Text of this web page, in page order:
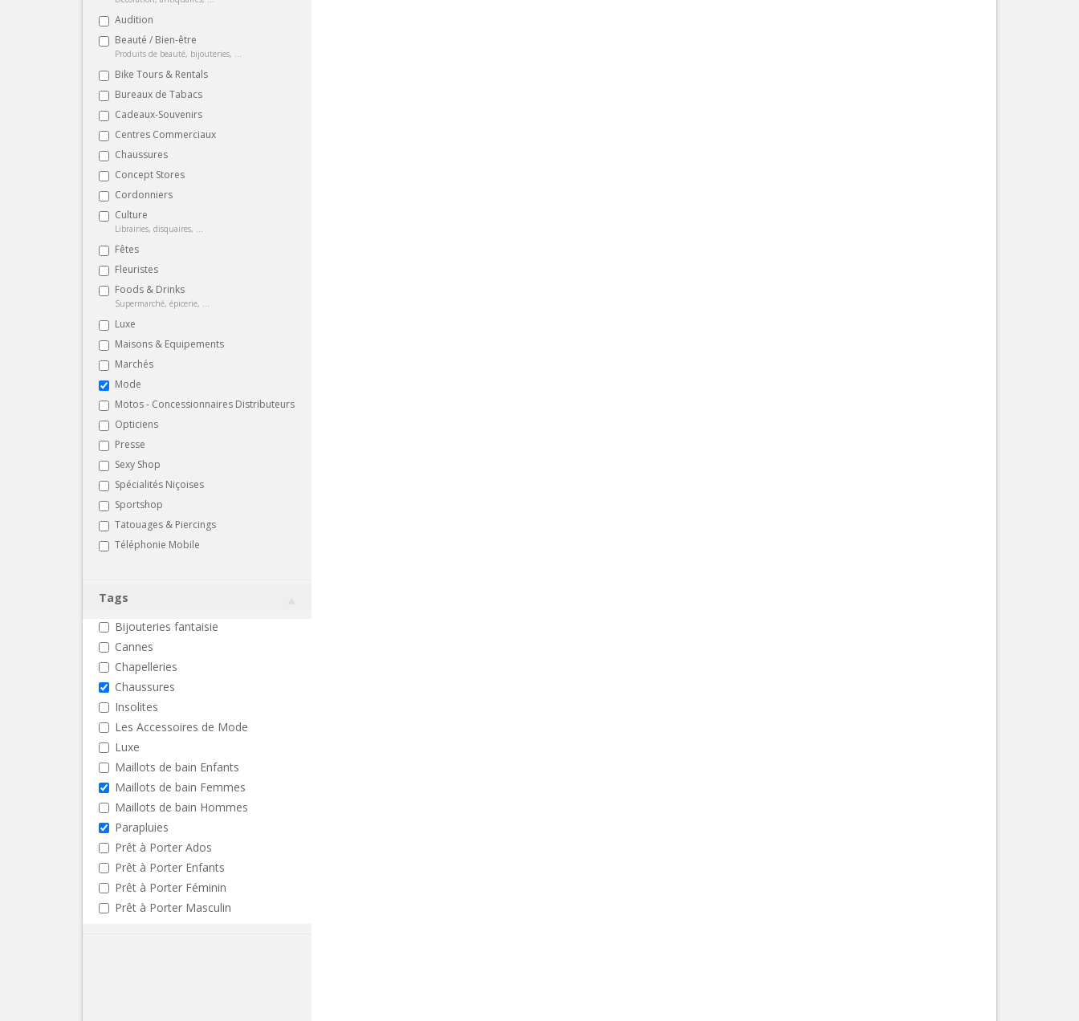
Audition
Beauté / Bien-être
Produits de beauté, bijouteries, ...
Bike Tours & Rentals
Bureaux de Tabacs
Cadeaux-Souvenirs
Centres Commerciaux
Chaussures
Concept Stores
Cordonniers
Culture
Librairies, disquaires, ...
Fêtes
Fleuristes
Foods & Drinks
Supermarché, épicerie, ...
Luxe
Maisons & Equipements
Marchés
Mode
Motos - Concessionnaires Distributeurs
Opticiens
Presse
Sexy Shop
Spécialités Niçoises
Sportshop
Tatouages & Piercings
Téléphonie Mobile
Tags
Bijouteries fantaisie
Cannes
Chapelleries
Chaussures
Insolites
Les Accessoires de Mode
Luxe
Maillots de bain Enfants
Maillots de bain Femmes
Maillots de bain Hommes
Parapluies
Prêt à Porter Ados
Prêt à Porter Enfants
Prêt à Porter Féminin
Prêt à Porter Masculin